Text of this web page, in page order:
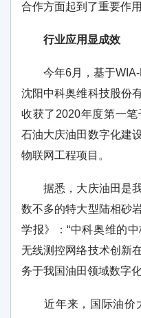
合作方面起到了重要作用
行业应用显成效
今年6月，基于WIA-
沈阳中科奥维科技股份
收获了2020年度第一
石油大庆油田数字化建
物联网工程项目。
据悉，大庆油田是我
数不多的特大型陆相砂
学报》：“中科奥维的
无线测控网络技术创新
务于我国油田领域数字
近年来，国际油价